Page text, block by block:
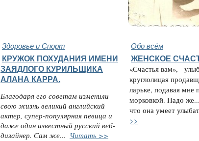
Здоровье и Спорт Обо всём
КРУЖОК ПОХУДАНИЯ ИМЕНИ
ЗАЯДЛОГО КУРИЛЬЩИКА
АЛАНА КАРРА.
Благодаря его советам изменили
свою жизнь великий английский
актер, супер-популярная певица и
даже один известный русский веб-
дизайнер. Сам же... Читать >>
ЖЕНСКОЕ
«Счастья вам», -
круглолицая
ларьке, подавая мне
морковкой. Надо
что она умеет
>>